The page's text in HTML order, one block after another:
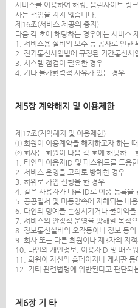
서비스를 이용하여 해킹, 음란사이트 링
사는 책임을 지지 않습니다.
제16조(서비스 제공의 중지)
다음 각 호에 해당하는 경우에는 서비스
1. 서비스용 설비의 보수 등 공사로 인한
2. 전기통신사업법에 규정된 기간통신
3. 시스템 점검이 필요한 경우
4. 기타 불가항력적 사유가 있는 경우
제5장 계약해지 및 이용제한
제17조(계약해지 및 이용제한)
① 회원이 이용계약을 해지하고자 하는
② 회사는 회원이 다음 각 호에 해당하는
1. 타인의 이용자ID 및 패스워드를 도용
2. 서비스 운영을 고의로 방해한 경우
3. 허위로 가입 신청을 한 경우
4. 같은 사용자가 다른 ID로 이중 등록을
5. 공공질서 및 미풍양속에 저해되는 내
6. 타인의 명예를 손상시키거나 불이익
7. 서비스의 안정적 운영을 방해할 목적
8. 정보통신설비의 오작동이나 정보 등
9. 회사 또는 다른 회원이나 제3자의 지
10. 타인의 개인정보, 이용자ID 및 패스
11. 회원이 자신의 홈페이지나 게시판
12. 기타 관련법령에 위반된다고 판단되
제6장 기 타